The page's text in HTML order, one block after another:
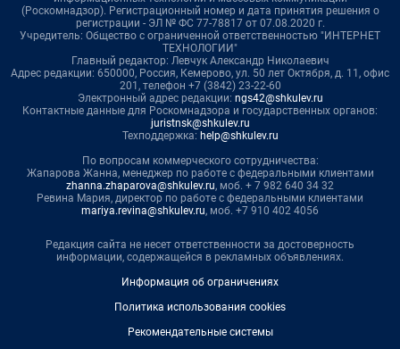
(Роскомнадзор). Регистрационный номер и дата принятия решения о
регистрации - ЭЛ № ФС 77-78817 от 07.08.2020 г.
Учредитель: Общество с ограниченной ответственностью "ИНТЕРНЕТ
ТЕХНОЛОГИИ"
Главный редактор: Левчук Александр Николаевич
Адрес редакции: 650000, Россия, Кемерово, ул. 50 лет Октября, д. 11, офис
201, телефон +7 (3842) 23-22-60
Электронный адрес редакции: ngs42@shkulev.ru
Контактные данные для Роскомнадзора и государственных органов:
juristnsk@shkulev.ru
Техподдержка: help@shkulev.ru
По вопросам коммерческого сотрудничества:
Жапарова Жанна, менеджер по работе с федеральными клиентами
zhanna.zhaparova@shkulev.ru, моб. + 7 982 640 34 32
Ревина Мария, директор по работе с федеральными клиентами
mariya.revina@shkulev.ru, моб. +7 910 402 4056
Редакция сайта не несет ответственности за достоверность
информации, содержащейся в рекламных объявлениях.
Информация об ограничениях
Политика использования cookies
Рекомендательные системы